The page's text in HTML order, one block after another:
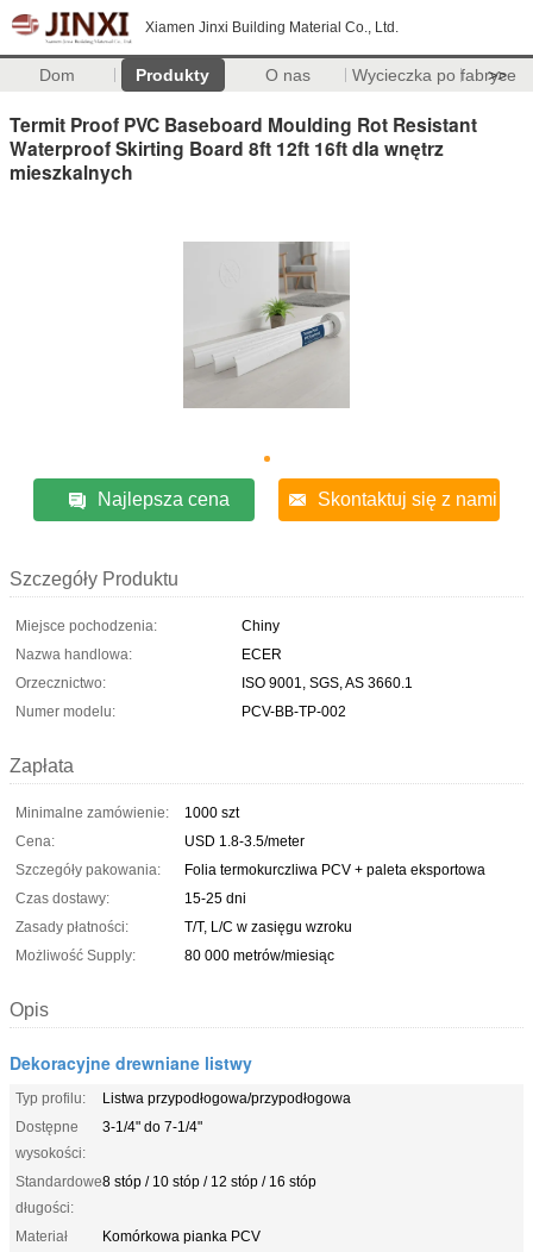
Xiamen Jinxi Building Material Co., Ltd.
Dom Produkty O nas Wycieczka po fabryce
>>
Termit Proof PVC Baseboard Moulding Rot Resistant
Waterproof Skirting Board 8ft 12ft 16ft dla wnętrz
mieszkalnych
Najlepsza cena Skontaktuj się z nami
Szczegóły Produktu
Miejsce pochodzenia:
Chiny
Nazwa handlowa:
ECER
Orzecznictwo:
ISO 9001, SGS, AS 3660.1
Numer modelu:
PCV-BB-TP-002
Zapłata
Minimalne zamówienie:
1000 szt
Cena:
USD 1.8-3.5/meter
Szczegóły pakowania:
Folia termokurczliwa PCV + paleta eksportowa
Czas dostawy:
15-25 dni
Zasady płatności:
T/T, L/C w zasięgu wzroku
Możliwość Supply:
80 000 metrów/miesiąc
Opis
Dekoracyjne drewniane listwy
Typ profilu:
Listwa przypodłogowa/przypodłogowa
Dostępne
wysokości:
3-1/4" do 7-1/4"
Standardowe
długości:
8 stóp / 10 stóp / 12 stóp / 16 stóp
Materiał
Komórkowa pianka PCV